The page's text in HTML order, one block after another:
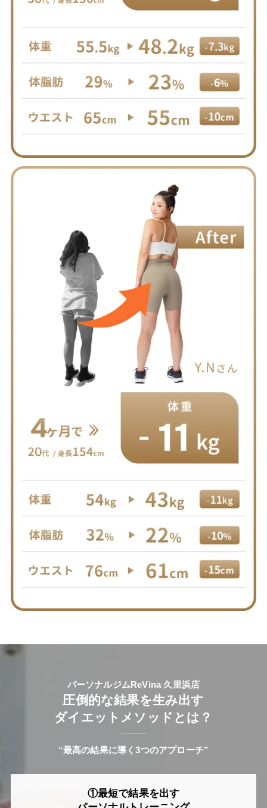
パーソナルジムReVina 久里浜店
圧倒的な結果を生み出す
ダイエットメソッドとは？
“最高の結果に導く3つのアプローチ”
①最短で結果を出す